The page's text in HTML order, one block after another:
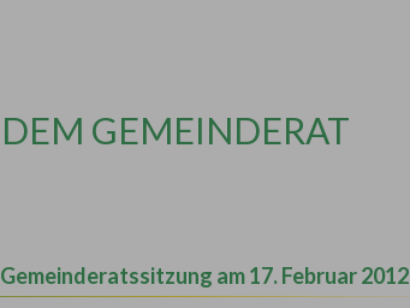
GEMEINDERAT
am 17. Februar 2012